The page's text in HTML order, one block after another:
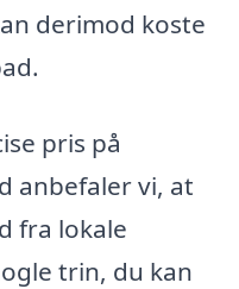
derimod koste
pris på
anbefaler vi, at
fra lokale
trin, du kan